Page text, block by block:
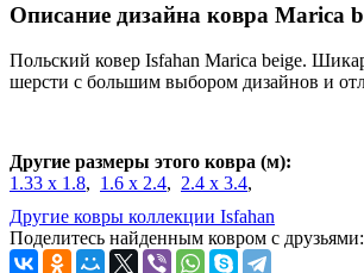
Описание дизайна ковра Marica
Польский ковер Isfahan Marica beige.
шерсти с большим выбором дизайнов и
Другие размеры этого ковра (м):
1.33 x 1.8, 1.6 x 2.4, 2.4 x 3.4,
Другие ковры коллекции Isfahan
Поделитесь найденным ковром с друзьями: